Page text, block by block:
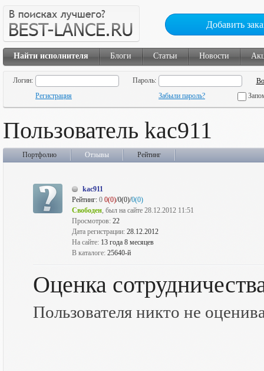
Добавить
Найти исполнителя Блоги Статьи Новости
Логин:
Пароль:
Регистрация
Забыли пароль?
Пользователь kac911
Портфолио Отзывы Рейтинг
kac911
Рейтинг: 0 0(0)/0(0)/0(0)
Свободен, был на сайте 28.12.2012 11:51
Просмотров: 22
Дата регистрации: 28.12.2012
На сайте: 13 года 8 месяцев
В каталоге: 25640-й
Оценка
Пользователя никто не